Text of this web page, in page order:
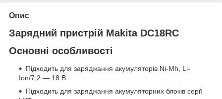
Опис
Зарядний пристрій Makita DC18RC
Основні особливості
Підходить для заряджання акумуляторів Ni-Mh, Li-
Ion/7,2 — 18 В.
Підходить для заряджання акумуляторних блоків серії